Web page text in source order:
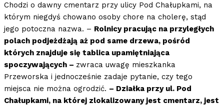
Chodzi o dawny cmentarz przy ulicy Pod Chałupkami, na
którym niegdyś chowano osoby chore na cholerę, stąd
jego potoczna nazwa. – Rolnicy pracując na przyległych
polach podjeżdżają aż pod same drzewa, pośród
których znajduje się tablica upamiętniająca
spoczywających – zwraca uwagę mieszkanka
Przeworska i jednocześnie zadaje pytanie, czy tego
miejsca nie można ogrodzić. – Działka przy ul. Pod
Chałupkami, na której zlokalizowany jest cmentarz, jest